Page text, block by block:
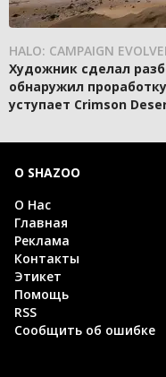
HALO: CAMPAIGN
Художник сделал
обнаружил
уступает Crimson
О SHAZOO
О Нас
Главная
Реклама
Контакты
Этикет
Помощь
RSS
Сообщить об ошибке